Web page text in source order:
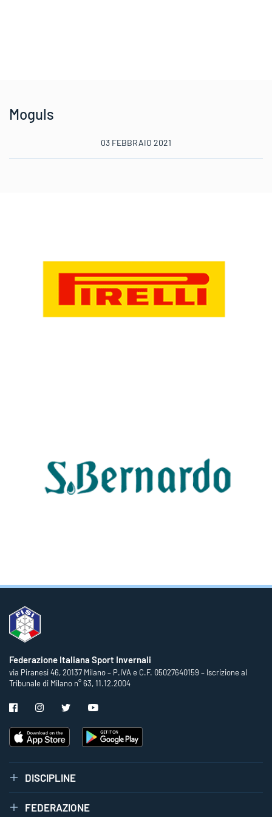
Moguls
03 FEBBRAIO 2021
Federazione Italiana Sport Invernali
via Piranesi 46, 20137 Milano – P.IVA e C.F. 05027640159 – Iscrizione al
Tribunale di Milano n° 63, 11.12.2004
DISCIPLINE
FEDERAZIONE